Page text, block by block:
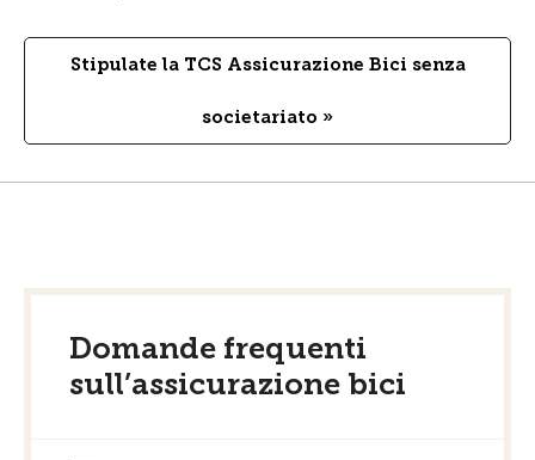
Stipulate la TCS Assicurazione Bici senza
societariato »
Domande frequenti
sull’assicurazione bici